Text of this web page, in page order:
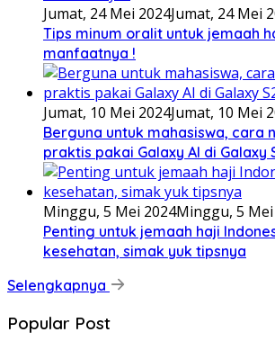
Jumat, 24 Mei 2024Jumat, 24 Mei
Tips minum oralit untuk jemaah
manfaatnya !
Jumat, 10 Mei 2024Jumat, 10 Mei
Berguna untuk mahasiswa, cara
praktis pakai Galaxy AI di Galaxy
Minggu, 5 Mei 2024Minggu, 5
Penting untuk jemaah haji
kesehatan, simak yuk tipsnya
Selengkapnya
Popular Post